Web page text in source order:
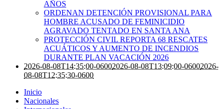
AÑOS
ORDENAN DETENCIÓN PROVISIONAL PARA
HOMBRE ACUSADO DE FEMINICIDIO
AGRAVADO TENTADO EN SANTA ANA
PROTECCIÓN CIVIL REPORTA 68 RESCATES
ACUÁTICOS Y AUMENTO DE INCENDIOS
DURANTE PLAN VACACIÓN 2026
2026-08-08T14:35:00-06002026-08-08T13:09:00-06002026-
08-08T12:35:30-0600
Inicio
Nacionales